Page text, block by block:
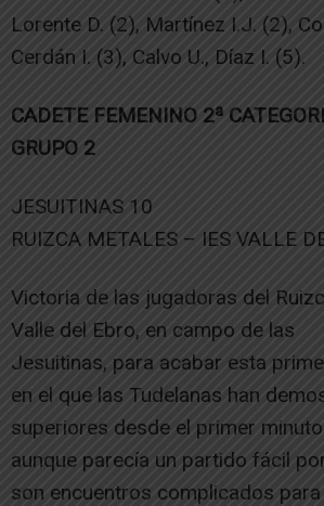
Lorente D. (2), Martínez I.J. (2),
Cerdán I. (3), Calvo U., Díaz I. (5).
CADETE FEMENINO 2ª
GRUPO 2
JESUITINAS 10
RUIZCA METALES – IES VALLE
Victoria de las jugadoras del
Valle del Ebro, en campo de las
Jesuitinas, para acabar esta
en el que las Tudelanas han
superiores desde el primer
aunque parecía un partido fácil
son encuentros complicados